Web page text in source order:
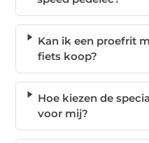
Kan ik een proefrit
fiets koop?
Hoe kiezen de
voor mij?